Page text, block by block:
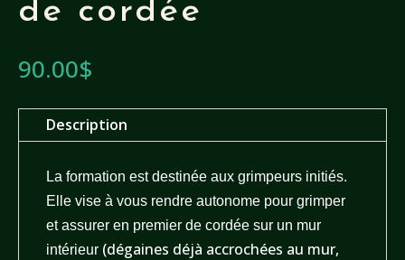
de cordée
90.00$
Description
La formation est destinée aux grimpeurs initiés.
Elle vise à vous rendre autonome pour grimper
et assurer en premier de cordée sur un mur
intérieur (dégaines déjà accrochées au mur,